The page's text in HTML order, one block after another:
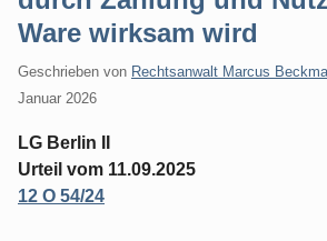
Ware wirksam wird
Geschrieben von Rechtsanwalt Marcus
Januar 2026
LG Berlin II
Urteil vom 11.09.2025
12 O 54/24